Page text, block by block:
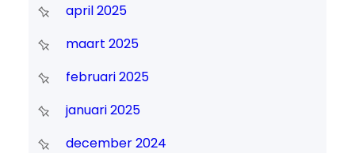
april 2025
maart 2025
februari 2025
januari 2025
december 2024